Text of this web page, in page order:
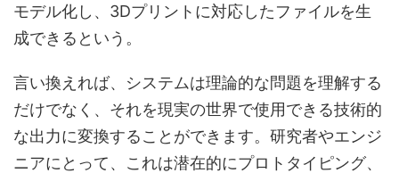
モデル化し、3Dプリントに対応したファイルを生
成できるという。
言い換えれば、システムは理論的な問題を理解する
だけでなく、それを現実の世界で使用できる技術的
な出力に変換することができます。研究者やエンジ
ニアにとって、これは潜在的にプロトタイピング、